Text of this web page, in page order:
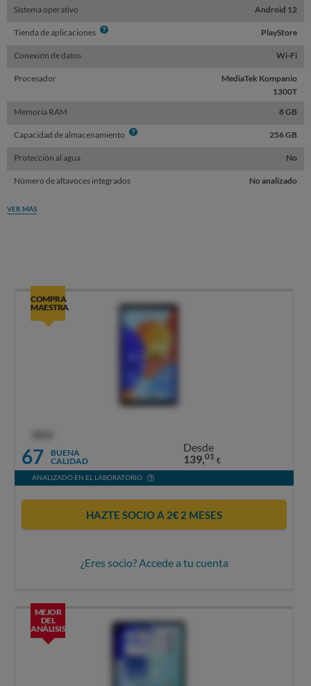
Sistema operativo Android 12
Tienda de aplicaciones Info PlayStore
Conexión de datos Wi-Fi
Procesador
MediaTek Kompanio
1300T
Memoria RAM
8 GB
Capacidad de almacenamiento Info 256 GB
Protección al agua No
Número de altavoces integrados No analizado
VER MÁS
COMPRA
MAESTRA
67
BUENA
CALIDAD
Desde
139,01 €
ANALIZADO EN EL LABORATORIO
HAZTE SOCIO A 2€ 2 MESES
¿Eres socio? Accede a tu cuenta
MEJOR
DEL
ANÁLISIS